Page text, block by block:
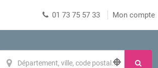
01 73 75 57 33 Mon compte